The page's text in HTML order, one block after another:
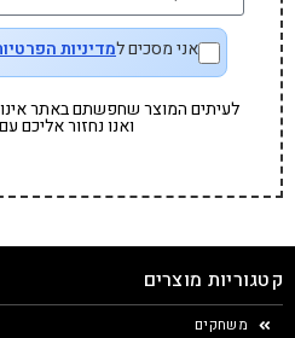
אני מסכים למדיניות
לעיתים המוצר שחפשתם באתר אינו
ואנו נחזור אליכם
קטגוריות מוצרים
משחקים